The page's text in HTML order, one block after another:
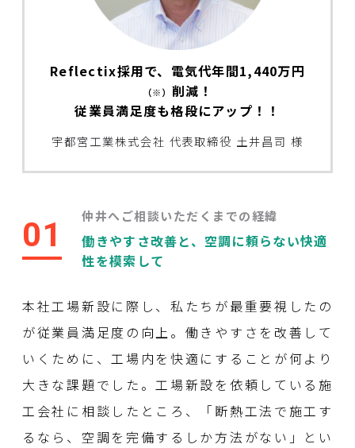
Reflectix採用で、電気代年間1,440万円
（※） 削減！
従業員満足度も格段にアップ！！
宇都宮工業株式会社 代表取締役 土井昌司 様
01 仲井へご相談いただくまでの経緯
働きやすさ改善と、空調に頼らない快適
性を模索して
本社工場新設に際し、私たちが最重要視したの
が従業員満足度の向上。働きやすさを改善して
いくために、工場内を快適にすることが何より
大きな課題でした。工場新設を依頼している施
工会社に相談したところ、「断熱工法で施工す
るなら、空調を完備するしか方法がない」とい